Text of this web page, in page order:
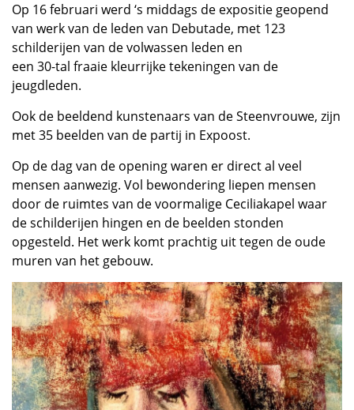
Op 16 februari werd ‘s middags de expositie geopend
van werk van de leden van Debutade, met 123
schilderijen van de volwassen leden en
een 30-tal fraaie kleurrijke tekeningen van de
jeugdleden.
Ook de beeldend kunstenaars van de Steenvrouwe, zijn
met 35 beelden van de partij in Expoost.
Op de dag van de opening waren er direct al veel
mensen aanwezig. Vol bewondering liepen mensen
door de ruimtes van de voormalige Ceciliakapel waar
de schilderijen hingen en de beelden stonden
opgesteld. Het werk komt prachtig uit tegen de oude
muren van het gebouw.